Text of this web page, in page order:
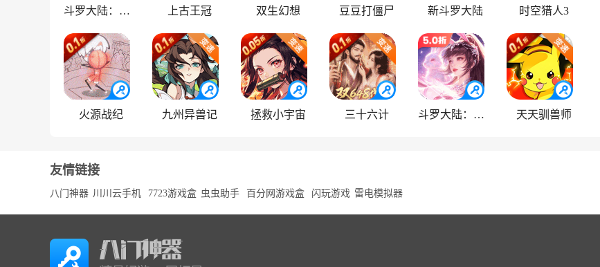
斗罗大陆：逆转时空 上古王冠 双生幻想 豆豆打僵尸 新斗罗大陆 时空猎人3
火源战纪 九州异兽记 拯救小宇宙 三十六计 斗罗大陆：武魂觉醒 天天驯兽师
友情链接
八门神器 川川云手机 7723游戏盒 虫虫助手 百分网游戏盒 闪玩游戏 雷电模拟器